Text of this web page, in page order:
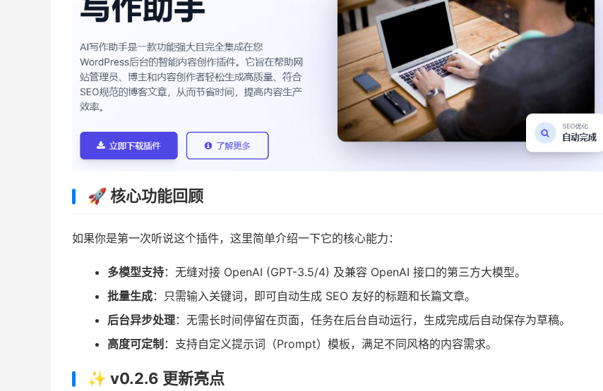
🚀 核心功能回顾
如果你是第一次听说这个插件，这里简单介绍一下它的核心能力：
多模型支持：无缝对接 OpenAI (GPT-3.5/4) 及兼容 OpenAI 接口的第三方大模型。
批量生成：只需输入关键词，即可自动生成 SEO 友好的标题和长篇文章。
后台异步处理：无需长时间停留在页面，任务在后台自动运行，生成完成后自动保存为草稿。
高度可定制 ：支持自定义提示词（Prompt）模板，满足不同风格的内容需求。
✨ v0.2.6 更新亮点